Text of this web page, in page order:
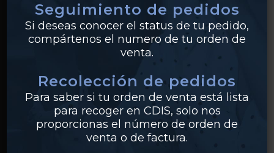
Bridas
PVC
EMPRESA
Sobre Industrias Miller
Seguimiento de pedidos
Si deseas conocer el status de tu pedido,
compártenos el numero de tu orden de
venta.
Recolección de pedidos
Para saber si tu orden de venta está lista
para recoger en CDIS, solo nos
proporcionas el número de orden de
venta o de factura.